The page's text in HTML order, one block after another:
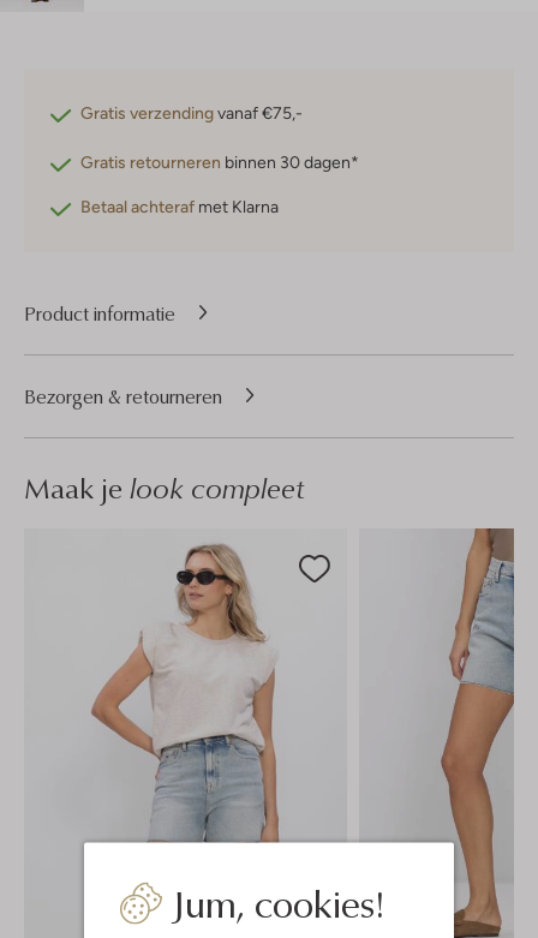
Jum, cookies!
Gratis verzendingvanaf €75,-
Gratis retourneren binnen 30 dagen*
Betaal achteraf met Klarna
Product informatie
Bezorgen & retourneren
Maak je look compleet